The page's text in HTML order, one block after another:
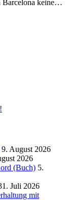
Barcelona keine…
9. August 2026
2026
(Buch) 5.
Juli 2026
mit